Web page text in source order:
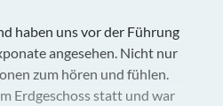
haben uns vor der Führung
angesehen. Nicht nur
zum hören und fühlen.
Erdgeschoss statt und war